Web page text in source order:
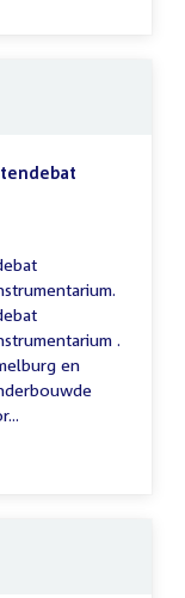
.
en